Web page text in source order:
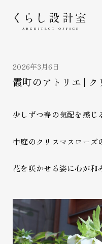
2026年3月6日
霞町のアトリエ |
少しずつ春の気配を感じ
中庭のクリスマスローズ
花を咲かせる姿に心が和